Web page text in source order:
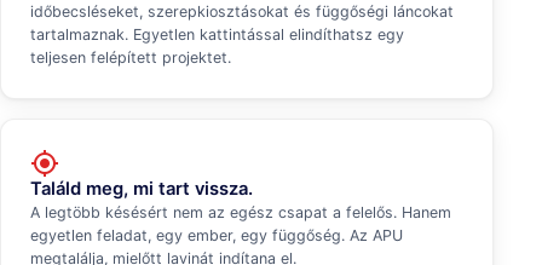
időbecsléseket, szerepkiosztásokat és függőségi láncokat
tartalmaznak. Egyetlen kattintással elindíthatsz egy
teljesen felépített projektet.
my_location
Találd meg, mi tart vissza.
A legtöbb késésért nem az egész csapat a felelős. Hanem
egyetlen feladat, egy ember, egy függőség. Az APU
megtalálja, mielőtt lavinát indítana el.